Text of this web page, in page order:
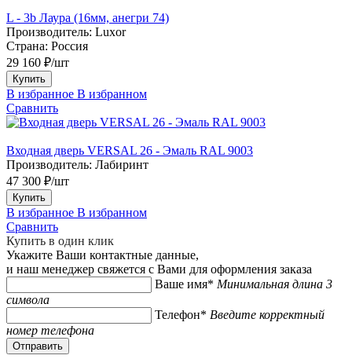
L - 3b Лаура (16мм, анегри 74)
Производитель: Luxor
Страна: Россия
29 160 ₽/шт
Купить
В избранное В избранном
Сравнить
Входная дверь VERSAL 26 - Эмаль RAL 9003
Производитель: Лабиринт
47 300 ₽/шт
Купить
В избранное В избранном
Сравнить
Купить в один клик
Укажите Ваши контактные данные,
и наш менеджер свяжется с Вами для оформления заказа
Ваше имя* Минимальная длина 3
символа
Телефон* Введите корректный
номер телефона